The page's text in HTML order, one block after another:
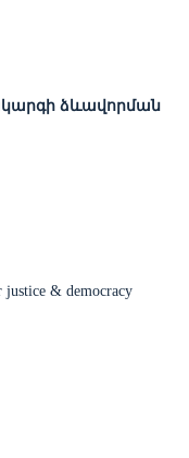
ձևավորման
justice & democracy